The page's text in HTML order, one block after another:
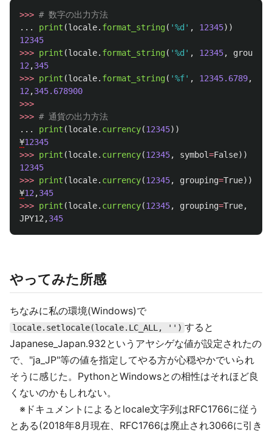
>>>
...
print (locale. format_string( '%d ' , 12345))
12345
>>> print (locale. format_string( '%d ' , 12345,
grouping
12 ,345
>>> print (locale. format_string( '%f' , 12345.6789,
12 ,345.678900
>>>
>>>
...
print (locale. currency(12345))
¥12345
>>> print (locale. currency(12345, symbol=False))
12345
>>> print (locale. currency(12345, grouping=True))
¥12 ,345
>>> print (locale. currency(12345, grouping=True,
JPY12 ,345
やってみた所感
ちなみに私の環境(Windows)で
locale.setlocale(locale.LC_ALL, '') すると
Japanese_Japan.932というアヤシゲな値が設定されたの
で、"ja_JP"等の値を指定してやる方が心穏やかでいられ
そうに感じた。PythonとWindowsとの相性はそれほど良
くないのかもしれない。
※ドキュメントによるとlocale文字列はRFC1766に従う
とある(2018年8月現在、RFC1766は廃止され3066に引き